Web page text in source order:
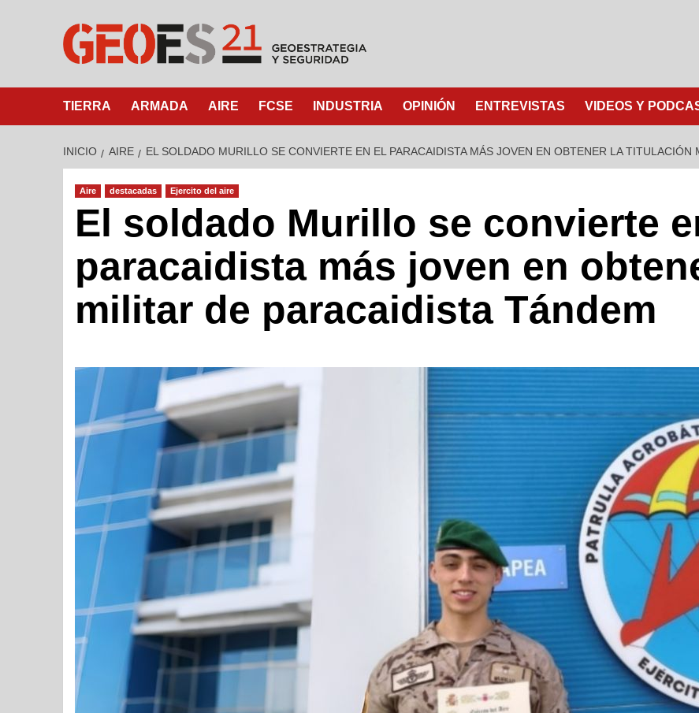
TIERRA ARMADA AIRE FCSE INDUSTRIA OPINIÓN ENTREVISTAS VIDEOS Y
INICIO AIRE EL SOLDADO MURILLO SE CONVIERTE EN EL PARACAIDISTA MÁS JOVEN EN OBTENER LA TITULACIÓN
Aire destacadas Ejercito del aire
El soldado Murillo se convierte
paracaidista más joven en
militar de paracaidista Tándem